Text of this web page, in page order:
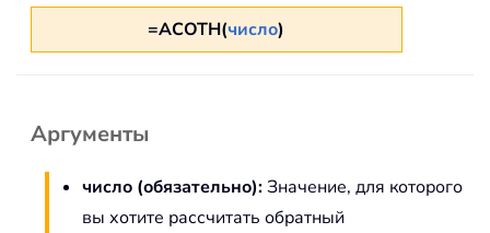
=ACOTH(число)
Аргументы
число (обязательно):Значение, для которого
вы хотите рассчитать обратный